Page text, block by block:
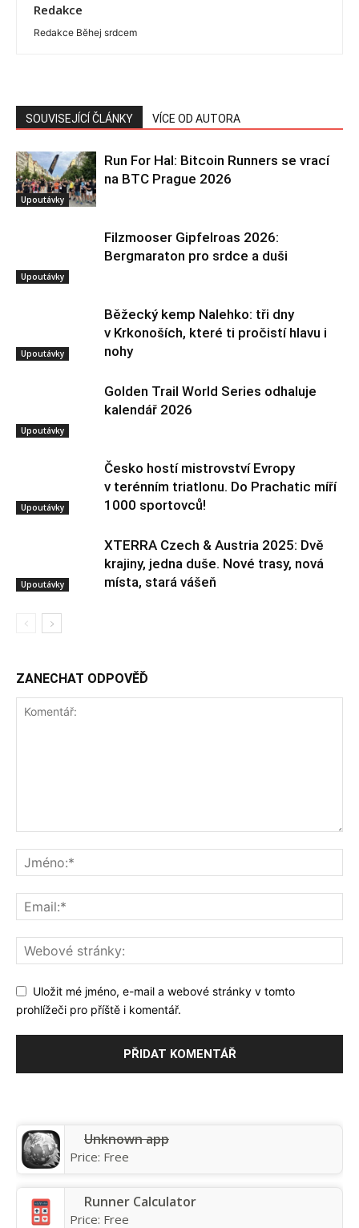
Redakce
Redakce Běhej srdcem
SOUVISEJÍCÍ ČLÁNKY VÍCE OD AUTORA
Upoutávky
Run For Hal: Bitcoin Runners se vrací
na BTC Prague 2026
Upoutávky
Filzmooser Gipfelroas 2026:
Bergmaraton pro srdce a duši
Upoutávky
Běžecký kemp Nalehko: tři dny
v Krkonoších, které ti pročistí hlavu i
nohy
Upoutávky
Golden Trail World Series odhaluje
kalendář 2026
Upoutávky
Česko hostí mistrovství Evropy
v terénním triatlonu. Do Prachatic míří
1000 sportovců!
Upoutávky
XTERRA Czech & Austria 2025: Dvě
krajiny, jedna duše. Nové trasy, nová
místa, stará vášeň
ZANECHAT ODPOVĚĎ
Uložit mé jméno, e-mail a webové stránky v tomto
prohlížeči pro příště i komentář.
Unknown app
Price: Free
Runner Calculator
Price: Free